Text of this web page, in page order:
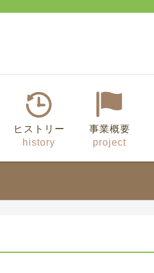
ヒストリー
history
事業概要
project